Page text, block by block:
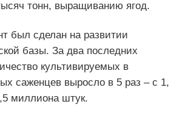
тонн, выращиванию ягод.
был сделан на развитии
базы. За два последних
культивируемых в
саженцев выросло в 5 раз – с 1,
миллиона штук.